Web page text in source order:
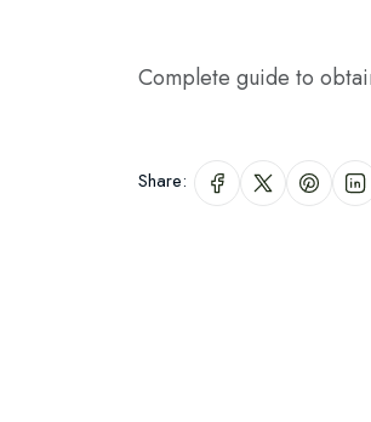
Complete guide to
Share: